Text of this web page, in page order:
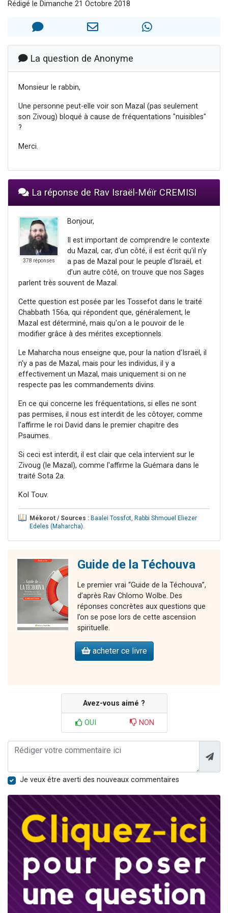
Odaya vient de donner son Maasser
2 personnes viennent de faire un don pour Tsédaka : pauvres d'Israel
Rédigé le Dimanche 21 Octobre 2018
La question de Anonyme
Monsieur le rabbin,
Une personne peut-elle voir son Mazal (pas seulement
son Zivoug) bloqué à cause de fréquentations "nuisibles"
?
Merci.
La réponse de Rav Israël-Méïr CREMISI
378 réponses
Bonjour,
Il est important de comprendre le contexte
du Mazal, car, d'un côté, il est écrit qu'il n'y
a pas de Mazal pour le peuple d'Israël, et
d’un autre côté, on trouve que nos Sages
parlent très souvent de Mazal.
Cette question est posée par les Tossefot dans le traité
Chabbath 156a, qui répondent que, généralement, le
Mazal est déterminé, mais qu'on a le pouvoir de le
modifier grâce à des mérites exceptionnels.
Le Maharcha nous enseigne que, pour la nation d'Israël, il
n'y a pas de Mazal, mais pour les individus, il y a
effectivement un Mazal, mais uniquement si on ne
respecte pas les commandements divins.
En ce qui concerne les fréquentations, si elles ne sont
pas permises, il nous est interdit de les côtoyer, comme
l'affirme le roi David dans le premier chapitre des
Psaumes.
Si ceci est interdit, il est clair que cela intervient sur le
Zivoug (le Mazal), comme l'affirme la Guémara dans le
traité Sota 2a.
Kol Touv.
Mékorot / Sources : Baalei Tossfot, Rabbi Shmouel Eliezer
Edeles (Maharcha).
Guide de la Téchouva
Le premier vrai “Guide de la Téchouva”,
d’après Rav Chlomo Wolbe. Des
réponses concrètes aux questions que
l’on se pose lors de cette ascension
spirituelle.
acheter ce livre
Avez-vous aimé ?
OUI NON
Je veux être averti des nouveaux commentaires